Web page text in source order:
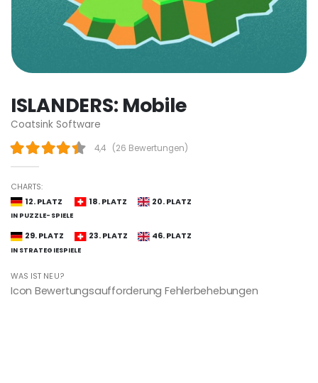
ISLANDERS: Mobile
Coatsink Software
4,4 (26 Bewertungen)
CHARTS:
12. PLATZ
18. PLATZ 20. PLATZ
IN PUZZLE-SPIELE
29. PLATZ 23. PLATZ 46. PLATZ
IN STRATEGIESPIELE
WAS IST NEU?
Icon Bewertungsaufforderung Fehlerbehebungen